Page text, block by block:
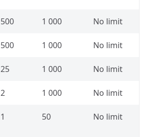
500 1 000 No limit
500 1 000 No limit
25 1 000 No limit
2 1 000 No limit
1 50 No limit